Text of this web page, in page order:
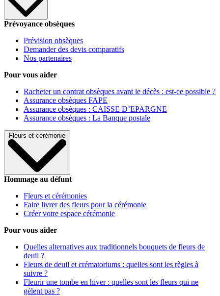
Prévoyance obsèques
Prévision obsèques
Demander des devis comparatifs
Nos partenaires
Pour vous aider
Racheter un contrat obsèques avant le décès : est-ce possible ?
Assurance obsèques FAPE
Assurance obsèques : CAISSE D’EPARGNE
Assurance obsèques : La Banque postale
Fleurs et cérémonie
Hommage au défunt
Fleurs et cérémonies
Faire livrer des fleurs pour la cérémonie
Créer votre espace cérémonie
Pour vous aider
Quelles alternatives aux traditionnels bouquets de fleurs de
deuil ?
Fleurs de deuil et crématoriums : quelles sont les règles à
suivre ?
Fleurir une tombe en hiver : quelles sont les fleurs qui ne
gèlent pas ?